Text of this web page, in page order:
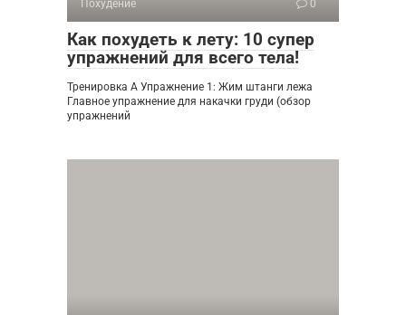
Похудение 0
Как похудеть к лету: 10 супер
упражнений для всего тела!
Тренировка А Упражнение 1: Жим штанги лежа
Главное упражнение для накачки груди (обзор
упражнений